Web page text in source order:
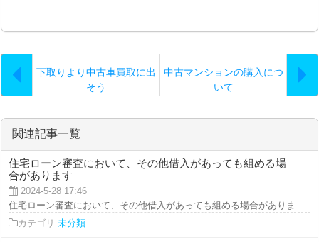
下取りより中古車買取に出
そう
中古マンションの購入につ
いて
関連記事一覧
住宅ローン審査において、その他借入があっても組める場
合があります
2024-5-28 17:46
住宅ローン審査において、その他借入があっても組める場合があります
カテゴリ 未分類